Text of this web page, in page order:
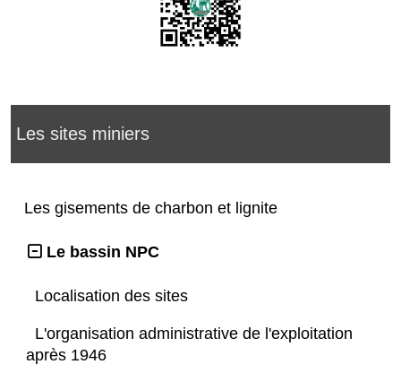
Les sites miniers
Les gisements de charbon et lignite
Le bassin NPC
Localisation des sites
L'organisation administrative de l'exploitation
après 1946